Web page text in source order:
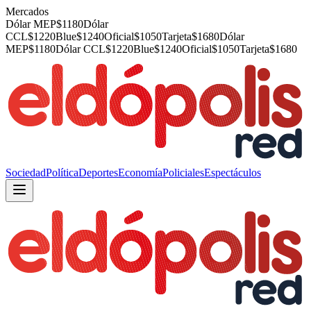
Mercados
Dólar MEP$1180Dólar
CCL$1220Blue$1240Oficial$1050Tarjeta$1680Dólar
MEP$1180Dólar CCL$1220Blue$1240Oficial$1050Tarjeta$1680
SociedadPolíticaDeportesEconomíaPolicialesEspectáculos